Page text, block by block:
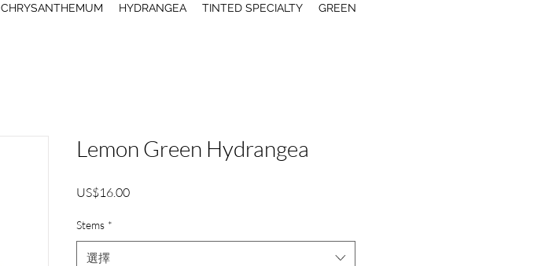
CHRYSANTHEMUM HYDRANGEA TINTED SPECIALTY GREEN
Lemon Green Hydrangea
US$16.00價
Stems *
選擇